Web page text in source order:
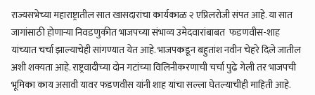
राज्यसभेच्या महाराष्ट्रातील सात खासदारांचा कार्यकाळ २ एप्रिलरोजी संपत आहे. या सात
जागांसाठी होणार्‍या निवडणुकीत भाजपच्या संभाव्य उमेदवारांबाबत फडणवीस-शाह
यांच्यात चर्चा झाल्याचेही सांगण्यात येत आहे. भाजपकडून बहुतांश नवीन चेहरे दिले जातील
अशी शक्यता आहे. राष्ट्रवादीच्या दोन गटांच्या विलिनीकरणाची चर्चा पुढे गेली तर भाजपची
भूमिका काय असावी यावर फडणवीस यांनी शाह यांचा सल्ला घेतल्याचीही माहिती आहे.